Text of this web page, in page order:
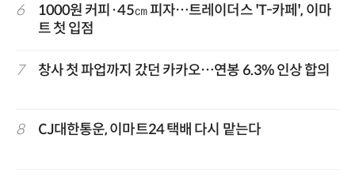
6
1000원 커피·45㎝ 피자…트레이더스 'T-카페', 이마
트 첫 입점
7 창사 첫 파업까지 갔던 카카오…연봉 6.3% 인상 합의
8 CJ대한통운, 이마트24 택배 다시 맡는다